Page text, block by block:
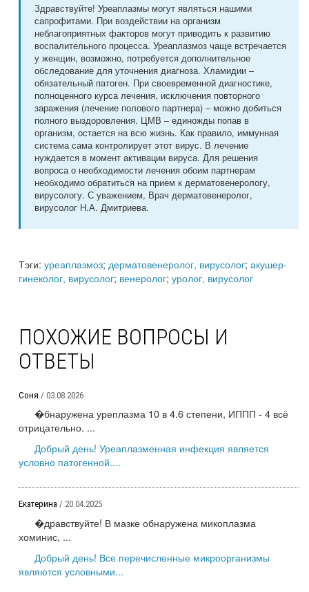
Здравствуйте! Уреаплазмы могут являться нашими
сапрофитами. При воздействии на организм
неблагоприятных факторов могут приводить к развитию
воспалительного процесса. Уреаплазмоз чаще встречается
у женщин, возможно, потребуется дополнительное
обследование для уточнения диагноза. Хламидии –
обязательный патоген. При своевременной диагностике,
полноценного курса лечения, исключения повторного
заражения (лечение полового партнера) – можно добиться
полного выздоровления. ЦМВ – единожды попав в
организм, остается на всю жизнь. Как правило, иммунная
система сама контролирует этот вирус. В лечение
нуждается в момент активации вируса. Для решения
вопроса о необходимости лечения обоим партнерам
необходимо обратиться на прием к дерматовенерологу,
вирусологу. С уважением, Врач дерматовенеролог,
вирусолог Н.А. Дмитриева.
Тэги: уреаплазмоз; дерматовенеролог, вирусолог; акушер-
гинеколог, вирусолог; венеролог; уролог, вирусолог
ПОХОЖИЕ ВОПРОСЫ И
ОТВЕТЫ
Соня / 03.08.2026
�бнаружена уреплазма 10 в 4.6 степени, ИППП - 4 всё
отрицательно. ...
Добрый день! Уреаплазменная инфекция является
условно патогенной....
Екатерина / 20.04.2025
�дравствуйте! В мазке обнаружена микоплазма
хоминис, ...
Добрый день! Все перечисленные микроорганизмы
являются условными...